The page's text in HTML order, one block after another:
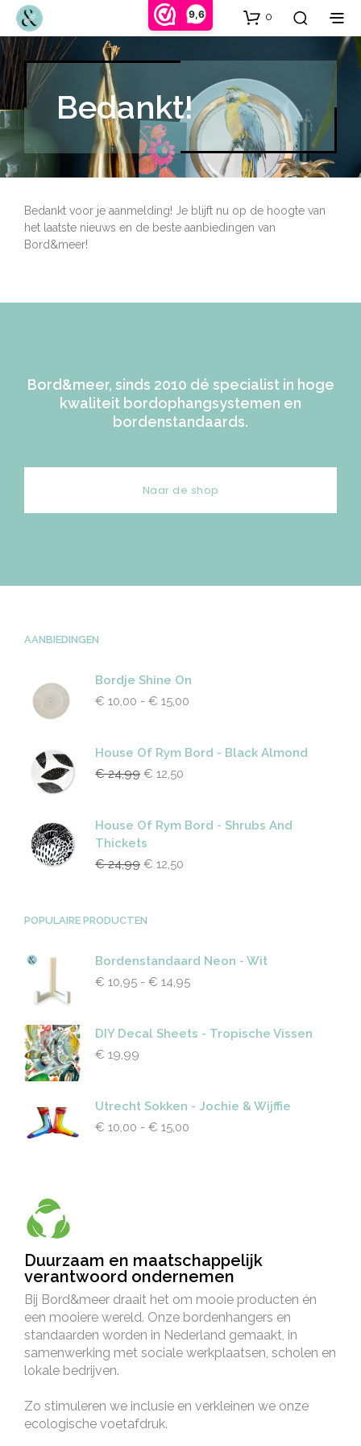
9,6 0
Bedankt!
Bedankt voor je aanmelding! Je blijft nu op de hoogte van
het laatste nieuws en de beste aanbiedingen van
Bord&meer!
Bord&meer, sinds 2010 dé specialist in hoge
kwaliteit bordophangsystemen en
bordenstandaards.
Naar de shop
AANBIEDINGEN
Bordje Shine On
€ 10,00 - € 15,00
House Of Rym Bord - Black Almond
€24,99 € 12,50
House Of Rym Bord - Shrubs And
Thickets
€24,99 € 12,50
POPULAIRE PRODUCTEN
Bordenstandaard Neon - Wit
€ 10,95 - € 14,95
DIY Decal Sheets - Tropische Vissen
€ 19,99
Utrecht Sokken - Jochie & Wijffie
€ 10,00 - € 15,00
Duurzaam en maatschappelijk
verantwoord ondernemen
Bij Bord&meer draait het om mooie producten én
een mooiere wereld. Onze bordenhangers en
standaarden worden in Nederland gemaakt, in
samenwerking met sociale werkplaatsen, scholen en
lokale bedrijven.
Zo stimuleren we inclusie en verkleinen we onze
ecologische voetafdruk.